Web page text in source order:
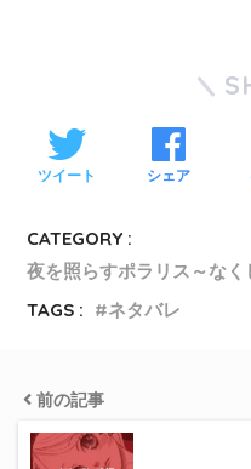
ツイート シェア
CATEGORY :
夜を照らすポラリス～な
TAGS :
ネタバレ
前の記事